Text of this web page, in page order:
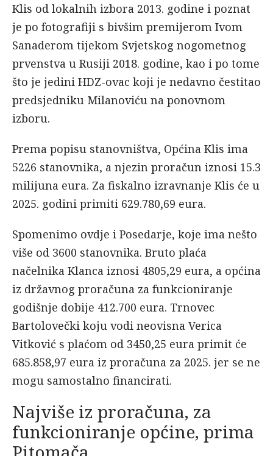
Klis od lokalnih izbora 2013. godine i poznat
je po fotografiji s bivšim premijerom Ivom
Sanaderom tijekom Svjetskog nogometnog
prvenstva u Rusiji 2018. godine, kao i po tome
što je jedini HDZ-ovac koji je nedavno čestitao
predsjedniku Milanoviću na ponovnom
izboru.
Prema popisu stanovništva, Općina Klis ima
5226 stanovnika, a njezin proračun iznosi 15.3
milijuna eura. Za fiskalno izravnanje Klis će u
2025. godini primiti 629.780,69 eura.
Spomenimo ovdje i Posedarje, koje ima nešto
više od 3600 stanovnika. Bruto plaća
načelnika Klanca iznosi 4805,29 eura, a općina
iz državnog proračuna za funkcioniranje
godišnje dobije 412.700 eura. Trnovec
Bartolovečki koju vodi neovisna Verica
Vitković s plaćom od 3450,25 eura primit će
685.858,97 eura iz proračuna za 2025. jer se ne
mogu samostalno financirati.
Najviše iz proračuna, za
funkcioniranje općine, prima